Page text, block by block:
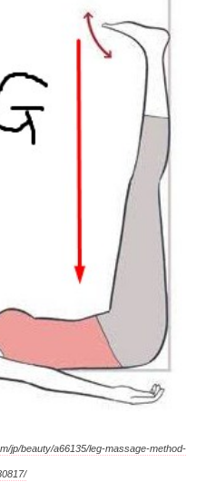
jp/beauty/a66135/leg-massage-method-